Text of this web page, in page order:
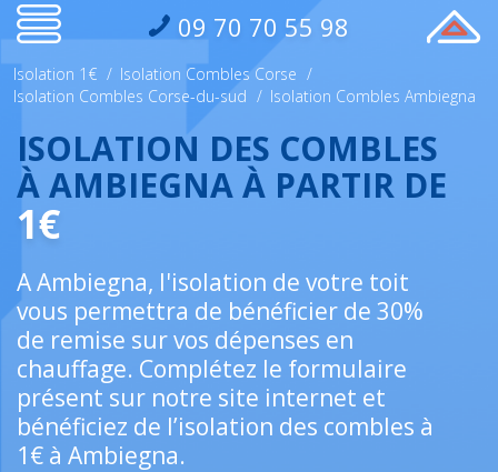
09 70 70 55 98
Isolation 1€ / Isolation Combles Corse /
Isolation Combles Corse-du-sud / Isolation Combles Ambiegna
ISOLATION DES COMBLES
À AMBIEGNA À PARTIR DE
1€
A Ambiegna, l'isolation de votre toit
vous permettra de bénéficier de 30%
de remise sur vos dépenses en
chauffage. Complétez le formulaire
présent sur notre site internet et
bénéficiez de l’isolation des combles à
1€ à Ambiegna.